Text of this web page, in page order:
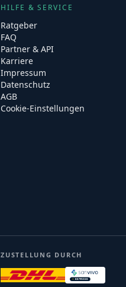
HILFE & SERVICE
Ratgeber
FAQ
Partner & API
Karriere
Impressum
Datenschutz
AGB
Cookie-Einstellungen
ZUSTELLUNG DURCH